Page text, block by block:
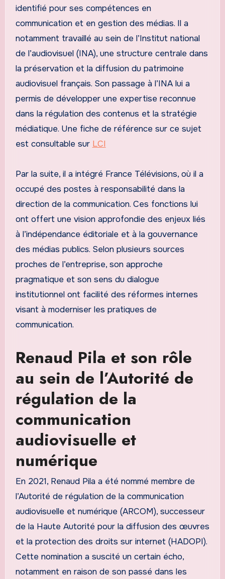
identifié pour ses compétences en
communication et en gestion des médias. Il a
notamment travaillé au sein de l’Institut national
de l’audiovisuel (INA), une structure centrale dans
la préservation et la diffusion du patrimoine
audiovisuel français. Son passage à l’INA lui a
permis de développer une expertise reconnue
dans la régulation des contenus et la stratégie
médiatique. Une fiche de référence sur ce sujet
est consultable sur LCI
Par la suite, il a intégré France Télévisions, où il a
occupé des postes à responsabilité dans la
direction de la communication. Ces fonctions lui
ont offert une vision approfondie des enjeux liés
à l’indépendance éditoriale et à la gouvernance
des médias publics. Selon plusieurs sources
proches de l’entreprise, son approche
pragmatique et son sens du dialogue
institutionnel ont facilité des réformes internes
visant à moderniser les pratiques de
communication.
Renaud Pila et son rôle
au sein de l’Autorité de
régulation de la
communication
audiovisuelle et
numérique
En 2021, Renaud Pila a été nommé membre de
l’Autorité de régulation de la communication
audiovisuelle et numérique (ARCOM), successeur
de la Haute Autorité pour la diffusion des œuvres
et la protection des droits sur internet (HADOPI).
Cette nomination a suscité un certain écho,
notamment en raison de son passé dans les